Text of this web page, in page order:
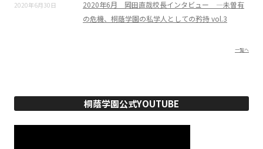
2020年6月30日
2020年6月 岡田直哉校長インタビュー ―未曽有
の危機、桐蔭学園の私学人としての矜持 vol.3
一覧へ
桐蔭学園公式YOUTUBE